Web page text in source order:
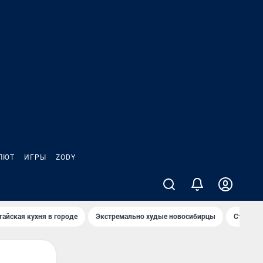
ИГРЫ ZODY
кухня в городе Экстремально худые новосибирцы Старт